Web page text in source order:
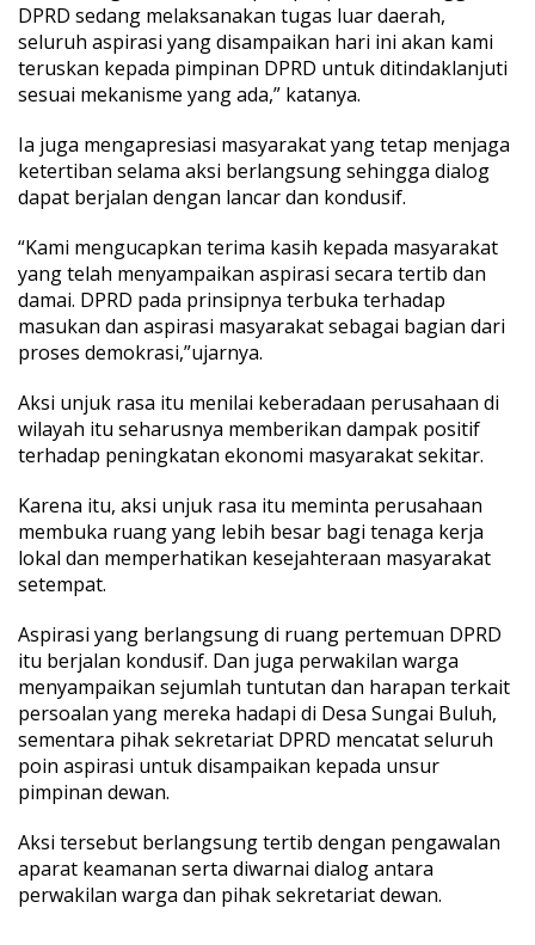
k
a
t
S
u
g
a
i
l
u
h
DPRD sedang melaksanakan tugas luar daerah,
seluruh aspirasi yang disampaikan hari ini akan kami
teruskan kepada pimpinan DPRD untuk ditindaklanjuti
sesuai mekanisme yang ada,” katanya.
Ia juga mengapresiasi masyarakat yang tetap menjaga
ketertiban selama aksi berlangsung sehingga dialog
dapat berjalan dengan lancar dan kondusif.
“Kami mengucapkan terima kasih kepada masyarakat
yang telah menyampaikan aspirasi secara tertib dan
damai. DPRD pada prinsipnya terbuka terhadap
masukan dan aspirasi masyarakat sebagai bagian dari
proses demokrasi,”ujarnya.
Aksi unjuk rasa itu menilai keberadaan perusahaan di
wilayah itu seharusnya memberikan dampak positif
terhadap peningkatan ekonomi masyarakat sekitar.
Karena itu, aksi unjuk rasa itu meminta perusahaan
membuka ruang yang lebih besar bagi tenaga kerja
lokal dan memperhatikan kesejahteraan masyarakat
setempat.
Aspirasi yang berlangsung di ruang pertemuan DPRD
itu berjalan kondusif. Dan juga perwakilan warga
menyampaikan sejumlah tuntutan dan harapan terkait
persoalan yang mereka hadapi di Desa Sungai Buluh,
sementara pihak sekretariat DPRD mencatat seluruh
poin aspirasi untuk disampaikan kepada unsur
pimpinan dewan.
Aksi tersebut berlangsung tertib dengan pengawalan
aparat keamanan serta diwarnai dialog antara
perwakilan warga dan pihak sekretariat dewan.